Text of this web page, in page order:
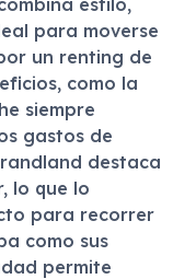
estilo,
para moverse
un renting de
como la
siempre
gastos de
destaca
lo que lo
para recorrer
como sus
permite